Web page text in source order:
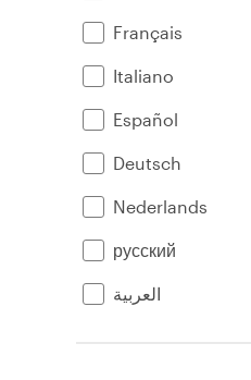
Français
Italiano
Español
Deutsch
Nederlands
русский
العربية